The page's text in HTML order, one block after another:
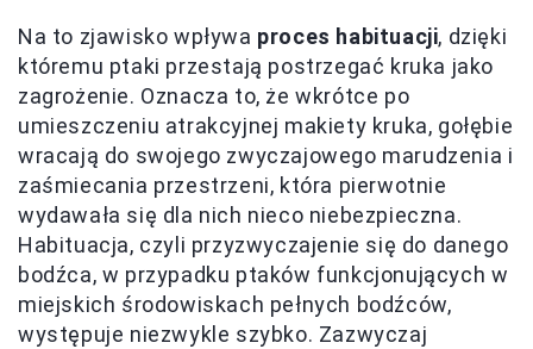
Na to zjawisko wpływa proces habituacji, dzięki
któremu ptaki przestają postrzegać kruka jako
zagrożenie. Oznacza to, że wkrótce po
umieszczeniu atrakcyjnej makiety kruka, gołębie
wracają do swojego zwyczajowego marudzenia i
zaśmiecania przestrzeni, która pierwotnie
wydawała się dla nich nieco niebezpieczna.
Habituacja, czyli przyzwyczajenie się do danego
bodźca, w przypadku ptaków funkcjonujących w
miejskich środowiskach pełnych bodźców,
występuje niezwykle szybko. Zazwyczaj